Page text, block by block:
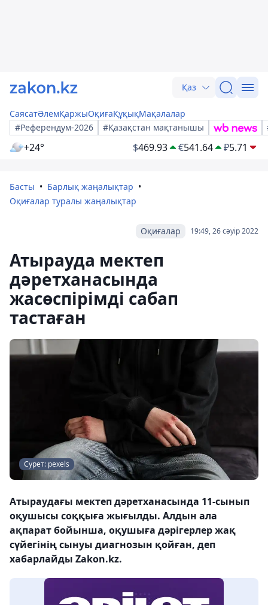
Қаз
СаясатӘлемҚаржыОқиғаҚұқықМақалалар
#Референдум-2026
#Қазақстан мақтанышы
+24° $469.93 €541.64 ₽5.71
Басты
Барлық жаңалықтар
Оқиғалар туралы жаңалықтар
19:49, 26 сәуір 2022
Оқиғалар
Атырауда мектеп
дәретханасында
жасөспірімді сабап
тастаған
Сурет: pexels
Атыраудағы мектеп дәретханасында 11-сынып
оқушысы соққыға жығылды. Алдын ала
ақпарат бойынша, оқушыға дәрігерлер жақ
сүйегінің сынуы диагнозын қойған, деп
хабарлайды Zakon.kz.